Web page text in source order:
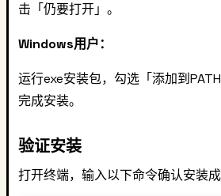
击「仍要打开」。
Windows用户：
运行exe安装包，勾选「添加到
完成安装。
验证安装
打开终端，输入以下命令确认安装成